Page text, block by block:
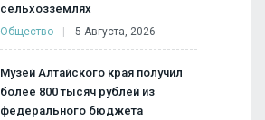
сельхозземлях
Общество 5 Августа, 2026
Музей Алтайского края получил
более 800 тысяч рублей из
федерального бюджета